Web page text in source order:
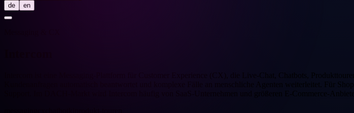
de en
Intercom ist eine Messaging-Plattform für Customer Experience (CX), die Live-Chat, Chatbots,
Kundenanfragen automatisch beantwortet und komplexe Fälle an menschliche Agenten weiterleitet. Für
Support. Im DACH-Markt wird Intercom häufig von SaaS-Unternehmen und größeren E-Commerce-